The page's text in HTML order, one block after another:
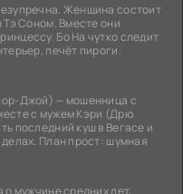
Женщина состоит
Тэ Соном. Вместе они
Бо На чутко следит
печёт пироги.
Джой) — мошенница с
с мужем Кэри (Дрю
последний куш в Вегасе и
План прост: шумная
о мужчине средних лет,